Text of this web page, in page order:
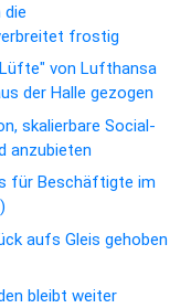
frostig
Lüfte" von Lufthansa
der Halle gezogen
skalierbare Social-
anzubieten
für Beschäftigte im
aufs Gleis gehoben
bleibt weiter